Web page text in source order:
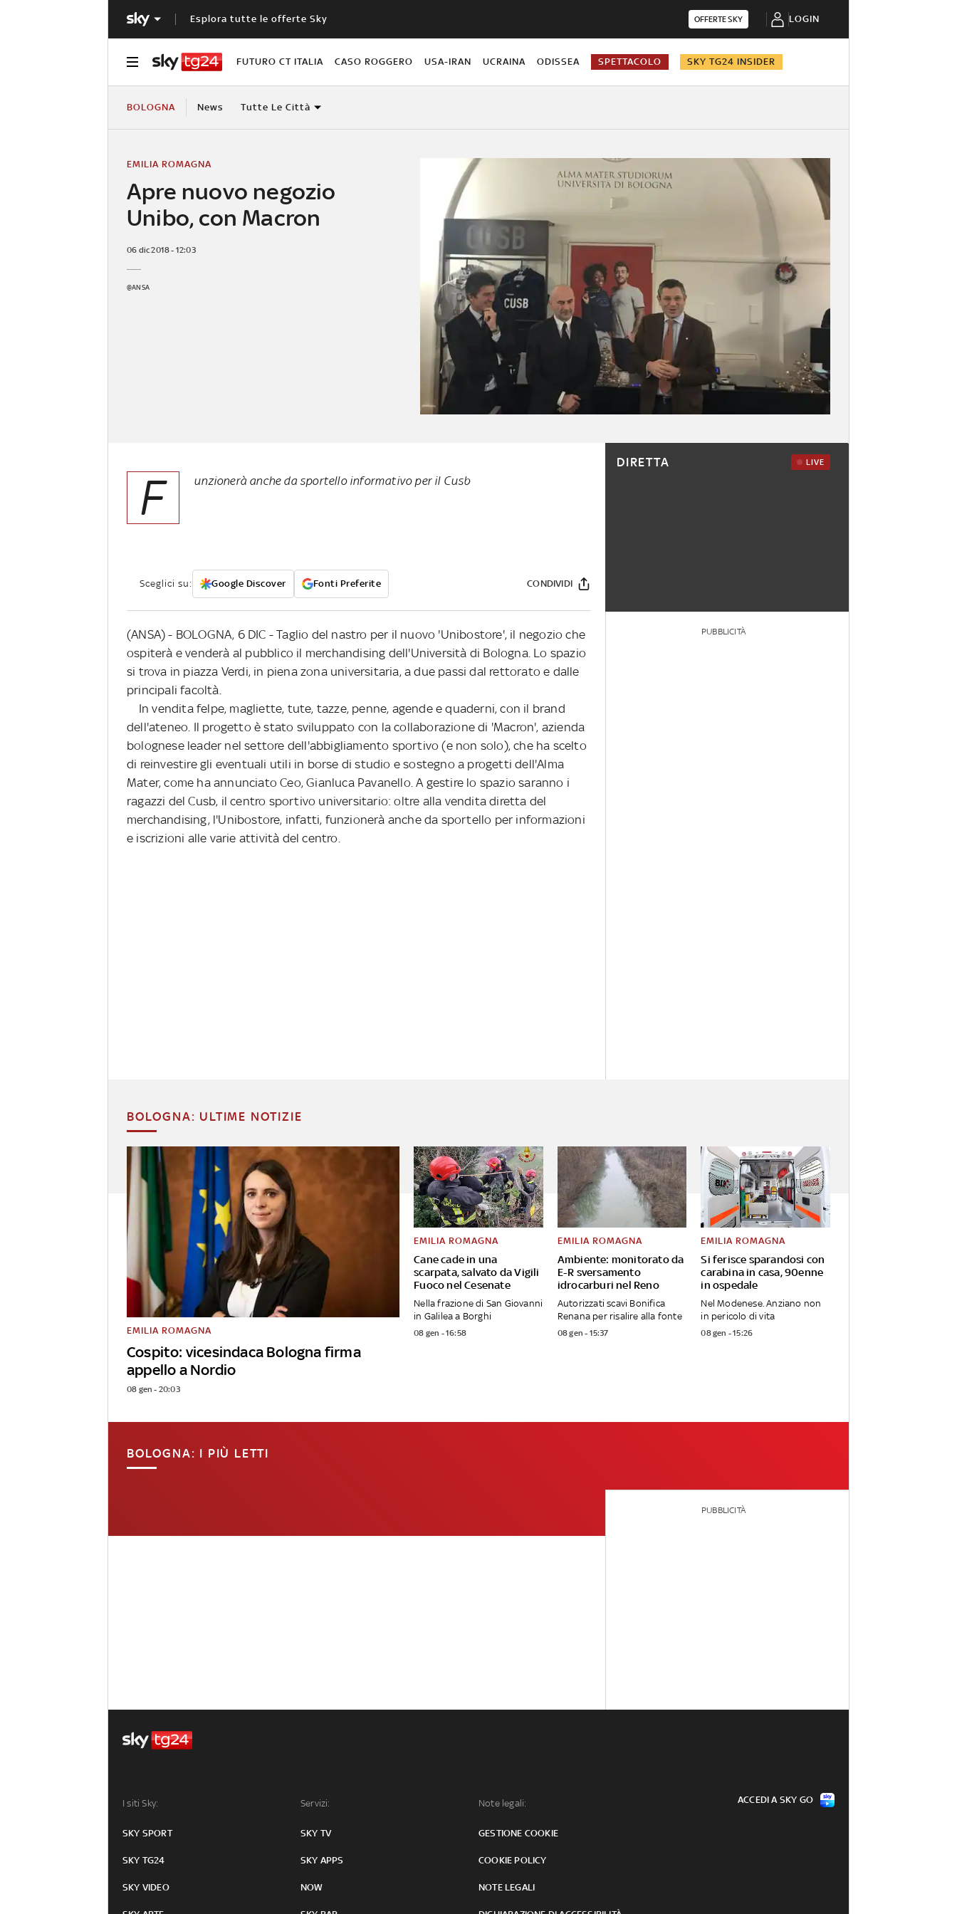
Esplora tutte le offerte Sky OFFERTE SKY LOGIN
FUTURO CT ITALIA CASO ROGGERO USA-IRAN UCRAINA ODISSEA SPETTACOLO SKY TG24 INSIDER
BOLOGNA News Tutte Le Città
Apre nuovo negozio
Unibo, con Macron
EMILIA ROMAGNA
06 dic 2018 - 12:03
@ANSA
F unzionerà anche da sportello informativo per il Cusb
Sceglici su: Google Discover Fonti Preferite CONDIVIDI
(ANSA) - BOLOGNA, 6 DIC - Taglio del nastro per il nuovo 'Unibostore', il negozio che
ospiterà e venderà al pubblico il merchandising dell'Università di Bologna. Lo spazio
si trova in piazza Verdi, in piena zona universitaria, a due passi dal rettorato e dalle
principali facoltà.
In vendita felpe, magliette, tute, tazze, penne, agende e quaderni, con il brand
dell'ateneo. Il progetto è stato sviluppato con la collaborazione di 'Macron', azienda
bolognese leader nel settore dell'abbigliamento sportivo (e non solo), che ha scelto
di reinvestire gli eventuali utili in borse di studio e sostegno a progetti dell'Alma
Mater, come ha annunciato Ceo, Gianluca Pavanello. A gestire lo spazio saranno i
ragazzi del Cusb, il centro sportivo universitario: oltre alla vendita diretta del
merchandising, l'Unibostore, infatti, funzionerà anche da sportello per informazioni
e iscrizioni alle varie attività del centro.
DIRETTA LIVE
PUBBLICITÀ
BOLOGNA: ULTIME NOTIZIE
Cospito: vicesindaca Bologna firma
appello a Nordio
EMILIA ROMAGNA
08 gen - 20:03
Cane cade in una
scarpata, salvato da Vigili
Fuoco nel Cesenate
EMILIA ROMAGNA
Nella frazione di San Giovanni
in Galilea a Borghi
08 gen - 16:58
Ambiente: monitorato da
E-R sversamento
idrocarburi nel Reno
EMILIA ROMAGNA
Autorizzati scavi Bonifica
Renana per risalire alla fonte
08 gen - 15:37
Si ferisce sparandosi con
carabina in casa, 90enne
in ospedale
EMILIA ROMAGNA
Nel Modenese. Anziano non
in pericolo di vita
08 gen - 15:26
BOLOGNA: I PIÙ LETTI
PUBBLICITÀ
I siti Sky:
SKY SPORT
SKY TG24
SKY VIDEO
Servizi:
SKY TV
SKY APPS
NOW
Note legali:
GESTIONE COOKIE
COOKIE POLICY
NOTE LEGALI
ACCEDI A SKY GO